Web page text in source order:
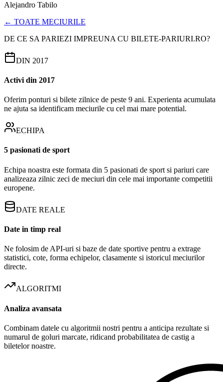
Alejandro Tabilo
← TOATE MECIURILE
DE CE SA PARIEZI IMPREUNA CU BILETE-PARIURI.RO?
DIN 2017
Activi din 2017
Oferim ponturi si bilete zilnice de peste 9 ani. Experienta acumulata
ne ajuta sa identificam meciurile cu cel mai mare potential.
ECHIPA
5 pasionati de sport
Echipa noastra este formata din 5 pasionati de sport si pariuri care
analizeaza zilnic zeci de meciuri din cele mai importante competitii
europene.
DATE REALE
Date in timp real
Ne folosim de API-uri si baze de date sportive pentru a extrage
statistici, cote, forma echipelor, clasamente si istoricul meciurilor
directe.
ALGORITMI
Analiza avansata
Combinam datele cu algoritmii nostri pentru a anticipa rezultate si
numarul de goluri marcate, ridicand probabilitatea de castig a
biletelor noastre.